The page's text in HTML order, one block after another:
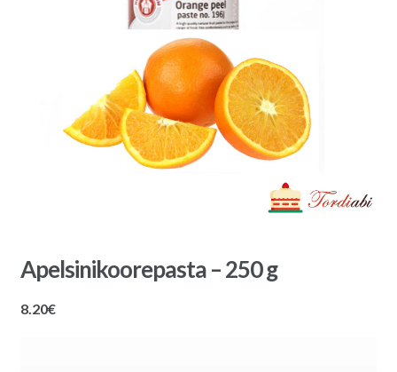
Apelsinikoorepasta – 250 g
8.20€